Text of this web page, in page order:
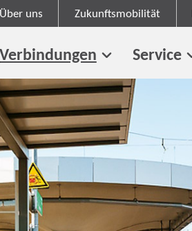
Über uns Zukunftsmobilität
Verbindungen Service